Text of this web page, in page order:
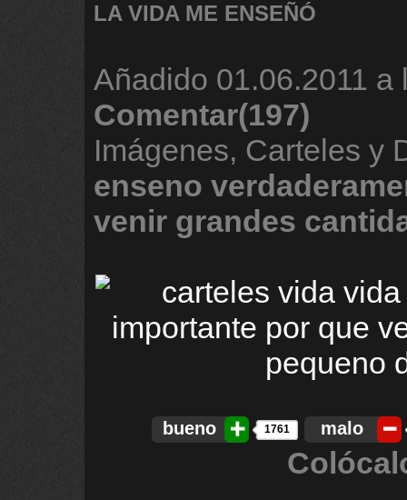
LA VIDA ME ENSEÑÓ
Añadido 01.06.2011 a
Comentar(197)
Imágenes, Carteles y
enseno
venir grandes
bueno 1761 malo